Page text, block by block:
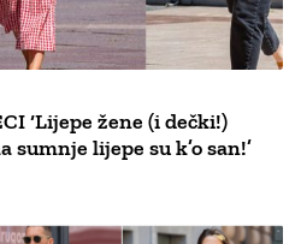
‘Lijepe žene (i dečki!)
lijepe su k’o san!’